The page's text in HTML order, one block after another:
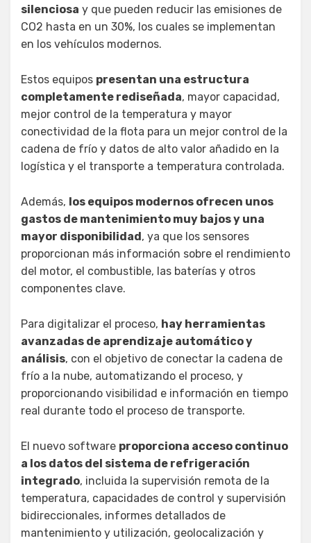
silenciosa y que pueden reducir las emisiones de
CO2 hasta en un 30%, los cuales se implementan
en los vehículos modernos.
Estos equipos presentan una estructura
completamente rediseñada, mayor capacidad,
mejor control de la temperatura y mayor
conectividad de la flota para un mejor control de la
cadena de frío y datos de alto valor añadido en la
logística y el transporte a temperatura controlada.
Además, los equipos modernos ofrecen unos
gastos de mantenimiento muy bajos y una
mayor disponibilidad , ya que los sensores
proporcionan más información sobre el rendimiento
del motor, el combustible, las baterías y otros
componentes clave.
Para digitalizar el proceso, hay herramientas
avanzadas de aprendizaje automático y
análisis, con el objetivo de conectar la cadena de
frío a la nube, automatizando el proceso, y
proporcionando visibilidad e información en tiempo
real durante todo el proceso de transporte.
El nuevo software proporciona acceso continuo
a los datos del sistema de refrigeración
integrado, incluida la supervisión remota de la
temperatura, capacidades de control y supervisión
bidireccionales, informes detallados de
mantenimiento y utilización, geolocalización y